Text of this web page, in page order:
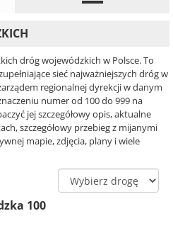
dróg wojewódzkich w Polsce. To
sieć najważniejszych dróg w
regionalnej dyrekcji w danym
numer od 100 do 999 na
jej szczegółowy opis, aktualne
szczegółowy przebieg z mijanymi
mapie, zdjęcia, plany i wiele
100